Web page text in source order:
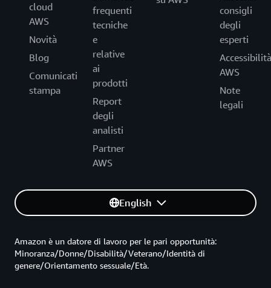
cloud
AWS
Novità
Blog
Comunicati
stampa
frequenti
tecniche
e
relative
ai
prodotti
Report
degli
analisti
Partner
AWS
consigli
degli
esperti
Accessibilità
AWS
Note
legali
English
Amazon è un datore di lavoro per le pari opportunità:
Minoranza/Donne/Disabilità/Veterano/Identità di
genere/Orientamento sessuale/Età.